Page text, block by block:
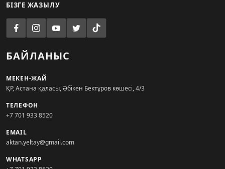
БІЗГЕ ЖАЗЫЛУ
БАЙЛАНЫС
МЕКЕН-ЖАЙ
ҚР, Астана қаласы, Әбікен Бектұров көшесі, 4/3
ТЕЛЕФОН
+7 701 933 8520
EMAIL
aktan.yeltay@gmail.com
WHATSAPP